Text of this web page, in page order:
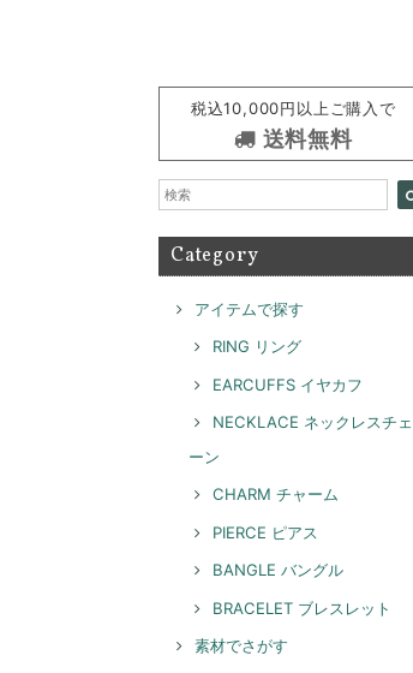
税込10,000円以上ご購入で
送料無料
Category
アイテムで探す
RING リング
EARCUFFS イヤカフ
NECKLACE ネックレスチェ
ーン
CHARM チャーム
PIERCE ピアス
BANGLE バングル
BRACELET ブレスレット
素材でさがす